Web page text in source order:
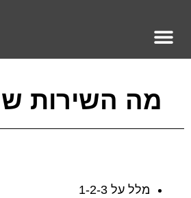
מה השירות
מלל על 1-2-3